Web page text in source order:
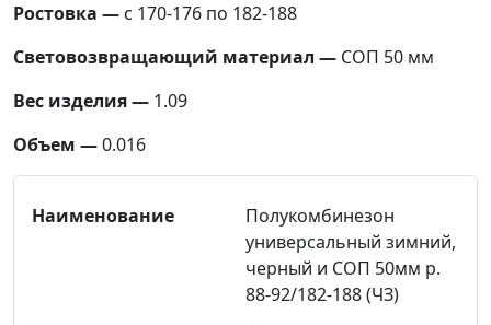
Ростовка — с 170-176 по 182-188
Световозвращающий материал — СОП 50 мм
Вес изделия — 1.09
Объем —0.016
Полукомбинезон
универсальный зимний,
черный и СОП 50мм р.
88-92/182-188 (ЧЗ)